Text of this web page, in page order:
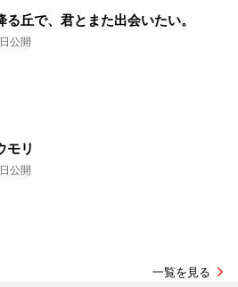
る丘で、君とまた出会いたい。
公開
モリ
公開
一覧を見る